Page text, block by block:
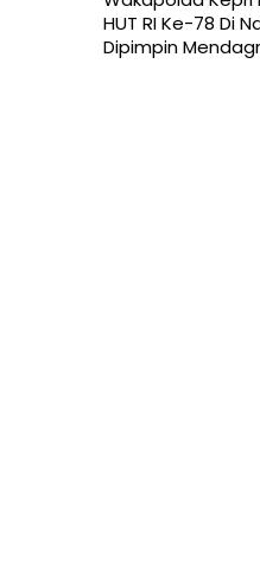
HUT RI Ke-78 Di
Dipimpin